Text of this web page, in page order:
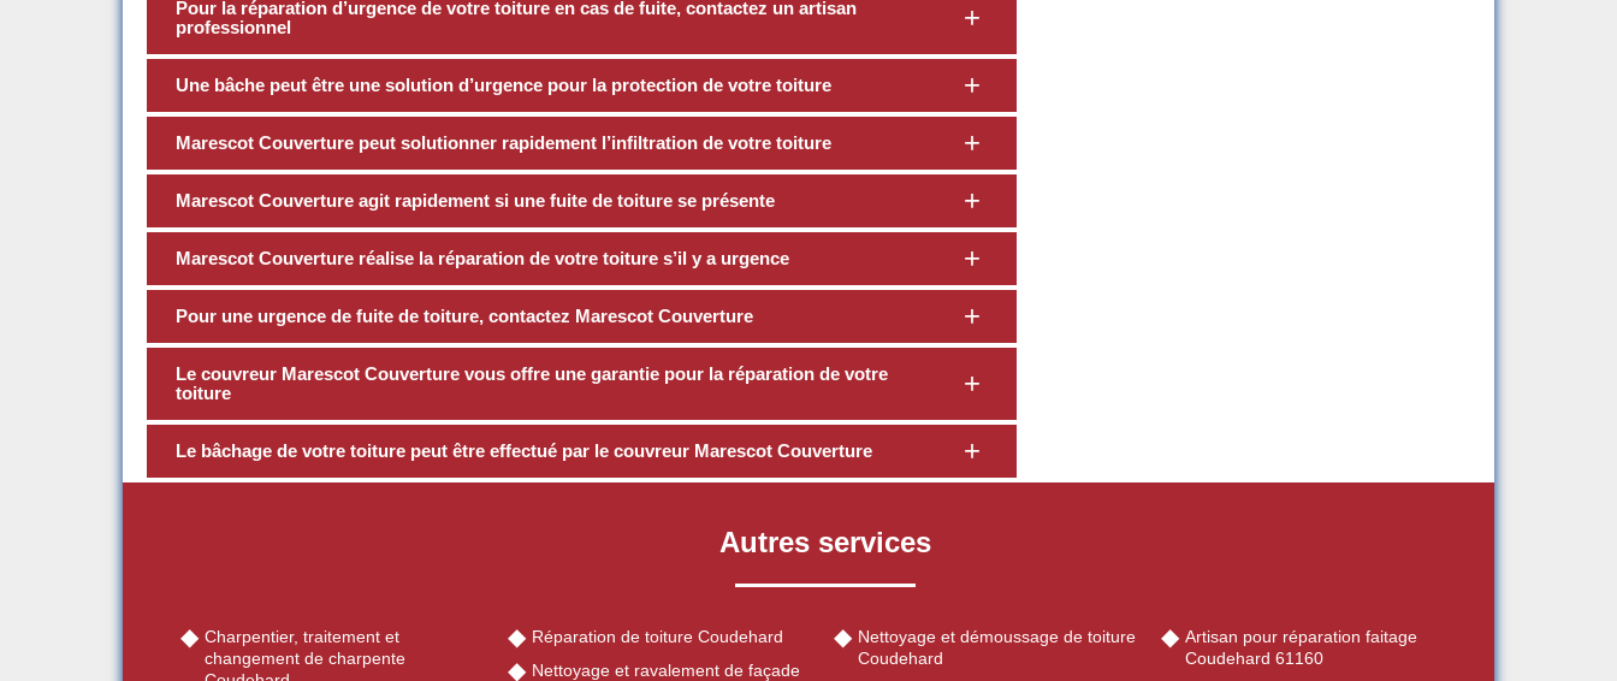
Pour la réparation d’urgence de votre toiture en cas de fuite, contactez un artisan
professionnel
Une bâche peut être une solution d’urgence pour la protection de votre toiture
Marescot Couverture peut solutionner rapidement l’infiltration de votre toiture
Marescot Couverture agit rapidement si une fuite de toiture se présente
Marescot Couverture réalise la réparation de votre toiture s’il y a urgence
Pour une urgence de fuite de toiture, contactez Marescot Couverture
Le couvreur Marescot Couverture vous offre une garantie pour la réparation de votre
toiture
Le bâchage de votre toiture peut être effectué par le couvreur Marescot Couverture
Autres services
Charpentier, traitement et
changement de charpente
Réparation de toiture Coudehard
Nettoyage et ravalement de façade
Nettoyage et démoussage de toiture
Coudehard
Artisan pour réparation faitage
Coudehard 61160